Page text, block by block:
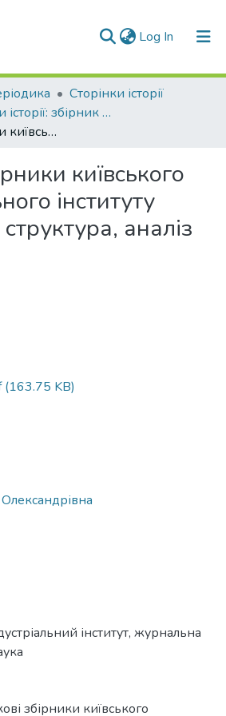
Log In (current)
Сторінки історії
Сторінки історії: збірник наукових праць, Вип. 29
Наукові збірники київського індустріального інституту 1930-х рр.: структура, аналіз змісту
київського
інституту
аналіз
(163.75 KB)
інститут, журнальна
збірники київського